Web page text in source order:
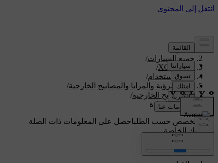
الدعم/
جميع السيارات/
XC60 2026
/
دليل الاستخدام/
مجال الرؤية والمرايا والمصابيح الخارجية/
المصابيح الخارجية/
مصابيح القيادة
دعم مخصص حسب الطلباحصل على المعلومات ذات الصلة
بسيارتك الخاصة.
تسجيل الدخول